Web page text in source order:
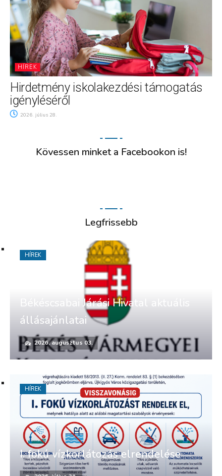
HÍREK
Hirdetmény iskolakezdési támogatás
igényléséről
2026. július 28.
Kövessen minket a Facebookon is!
Legfrissebb
Békéscsabai Járási Hivatal aktuális
állásajánlatai
2026. augusztus 03.
HÍREK
I. fokú vízkorlátozás elrendelése
HÍREK